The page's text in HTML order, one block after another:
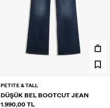
PETITE & TALL
DÜŞÜK BEL BOOTCUT JEAN
1.990,00 TL